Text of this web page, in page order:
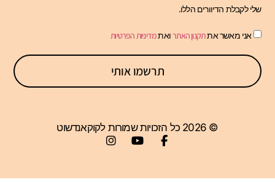
שלי לקבלת הדיוורים הללו.
אני מאשר אתתקנון האתרואתמדיניות הפרטיות
תרשמו אותי
© 2026 כל הזכויות שמורות לקוקאנדשוט